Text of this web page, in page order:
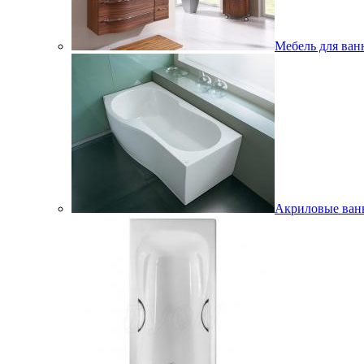
Мебель для
Акриловые